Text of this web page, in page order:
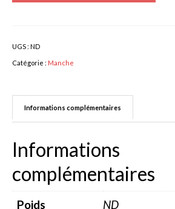
Divers bulbes
Callas – arum
Dahlias
Dahlia Cactus 100 cm
UGS : ND
Catégorie : Manche
Informations complémentaires
Informations
complémentaires
Poids
ND